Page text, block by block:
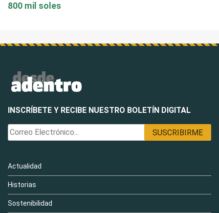
800 mil soles
INSCRÍBETE Y RECIBE NUESTRO BOLETÍN DIGITAL
Actualidad
Historias
Sostenibilidad